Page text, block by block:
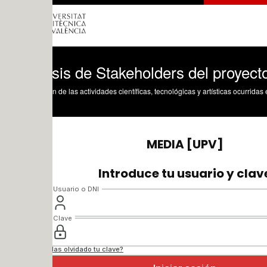
de Stakeholders del proyecto
de las actividades científicas, tecnológicas y artísticas ocurridas en los tres